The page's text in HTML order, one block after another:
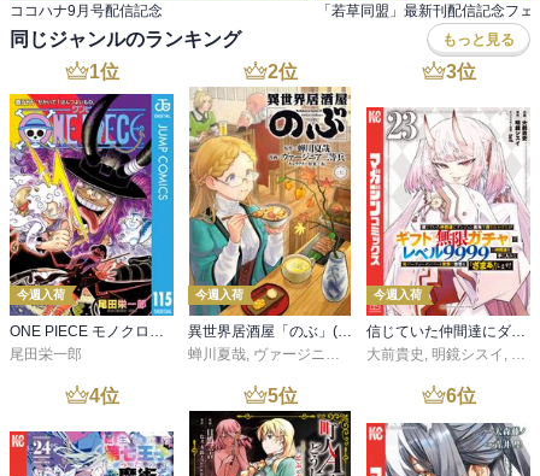
ちなみに、
これ完結してませんがドラマはどう終わらせるのですかね？
気にはなるけどテレビが家にないんで・・・。
最終話を見た方にこっそり教えてもらうしかないかぁ。。。
相変わらずタラレＢＡＲはおもしろい！
これはこれ単体で連載にできないものか？
ここを重点的にドラマ化しなのか？
ここが１番面白いんじゃないのか？
と、
おまけコーナー。
これ、
おもしろいエピソードやね！
ネタにするため話聞いたんでしょう！
腹黒じゃない東村アキコ笑
ココハナ9月号配信記念 「若草同盟」最新刊配信記念フェ
同じジャンルのランキング もっと見る
1位
今週入荷
ONE PIECE モノクロ版 115
尾田栄一郎
2位
今週入荷
異世界居酒屋「のぶ」(22)
蝉川夏哉, ヴァージニア二等兵 ,転
3位
今週入荷
信じていた仲間達にダンジョン奥地で殺されかけたがギフト『無限ガチャ』でレベル９９９９の仲間達を手に入れて元パーティーメンバーと世界に復讐＆『ざまぁ！』します！（２３）
大前貴史 , 明鏡シスイ , ｔ
4位 5位 6位